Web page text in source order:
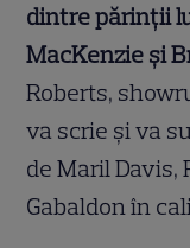
dintre părinții
MacKenzie și
Roberts,
va scrie și va
de Maril Davis,
Gabaldon în